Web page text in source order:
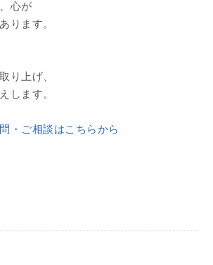
心が
ります。
り上げ、
します。
・ご相談はこちらから